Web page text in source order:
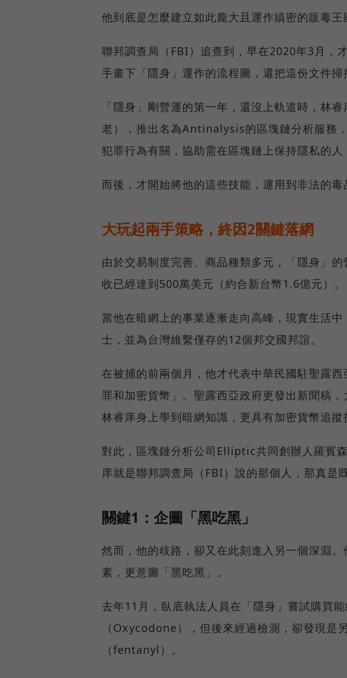
他到底是怎麼建立如此龐大且運作縝密的販毒王
聯邦調查局（FBI）追查到，早在2020年3月，
手畫下「隱身」運作的流程圖，還把這份文件掃
「隱身」剛營運的第一年，還沒上軌道時，林
老），推出名為Antinalysis的區塊鏈分析服務
犯罪行為有關，協助需在區塊鏈上保持隱私的人
而後，才開始將他的這些技能，運用到非法的毒
大玩起兩手策略，終因2關鍵落網
由於交易制度完善、商品種類多元，「隱身」
收已經達到500萬美元（約合新台幣1.6億元）。
當他在暗網上的事業逐漸走向高峰，現實生活
士，並為台灣維繫僅存的12個邦交國邦誼。
在被捕的前兩個月，他才代表中華民國駐聖露
罪和加密貨幣」。聖露西亞政府更發出新聞稿
林睿庠身上學到暗網知識，更具有加密貨幣追蹤
對此，區塊鏈分析公司Elliptic共同創辦人羅賓
庠就是聯邦調查局（FBI）說的那個人，那真是
關鍵1：企圖「黑吃黑」
然而，他的歧路，卻又在此刻進入另一個深淵
素，更意圖「黑吃黑」。
去年11月，臥底執法人員在「隱身」嘗試購買
（Oxycodone），但後來經過檢測，卻發現是
（fentanyl）。